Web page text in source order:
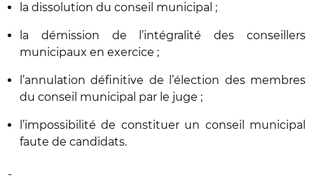
la dissolution du conseil municipal ;
la démission de l’intégralité des conseillers
municipaux en exercice ;
l’annulation définitive de l’élection des membres
du conseil municipal par le juge ;
l’impossibilité de constituer un conseil municipal
faute de candidats.